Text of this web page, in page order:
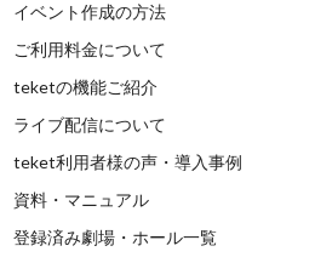
イベント作成の方法
ご利用料金について
teketの機能ご紹介
ライブ配信について
teket利用者様の声・導入事例
資料・マニュアル
登録済み劇場・ホール一覧